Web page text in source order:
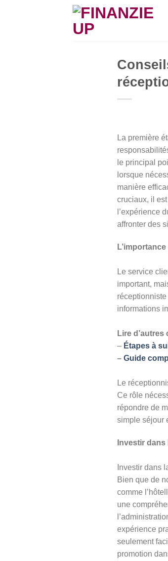
La première
le principal
lorsque
manière
cruciaux, il
l’expérience
affronter des
Le service
important,
informations
Lire
– Étapes à
– Guide
Le
Ce rôle
répondre de
simple séjour
Investir
Investir dans
Bien que de
comme
une
expérience
seulement
promotion